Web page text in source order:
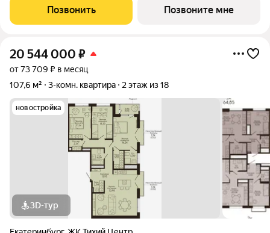
инфраструктуры. Соседство с главными
достопримечательностями, лучшими ресторанами и
Позвонить Позвоните мне
20 544 000 ₽
от 73 709 ₽ в месяц
107,6 м²
3-комн. квартира 2 этаж из 18
новостройка
3D-тур